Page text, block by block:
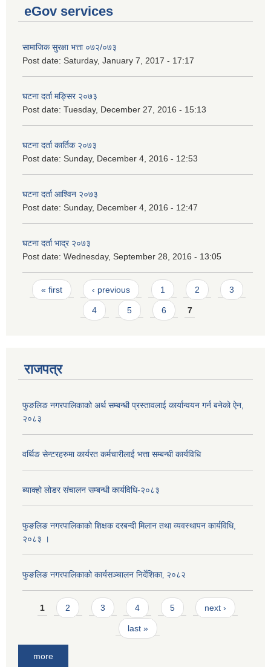
eGov services
सामाजिक सुरक्षा भत्ता ०७२/०७३
Post date: Saturday, January 7, 2017 - 17:17
घटना दर्ता मङ्सिर २०७३
Post date: Tuesday, December 27, 2016 - 15:13
घटना दर्ता कार्तिक २०७३
Post date: Sunday, December 4, 2016 - 12:53
घटना दर्ता आश्विन २०७३
Post date: Sunday, December 4, 2016 - 12:47
घटना दर्ता भाद्र २०७३
Post date: Wednesday, September 28, 2016 - 13:05
Pages
« first ‹ previous 1 2 3
4 5 6 7
राजपत्र
फुङलिङ नगरपालिकाको अर्थ सम्बन्धी प्रस्तावलाई कार्यान्वयन गर्न बनेको ऐन‚
२०८३
वर्थिङ सेन्टरहरुमा कार्यरत कर्मचारीलाई भत्ता सम्बन्धी कार्यविधि
ब्याक्हो लोडर संचालन सम्बन्धी कार्यविधि-२०८३
फुङलिङ नगरपालिकाको शिक्षक दरबन्दी मिलान तथा व्यवस्थापन कार्यविधि,
२०८३ ।
फुङलिङ नगरपालिकाको कार्यसञ्चालन निर्देशिका‚ २०८२
Pages
1 2 3 4 5 next ›
last »
more